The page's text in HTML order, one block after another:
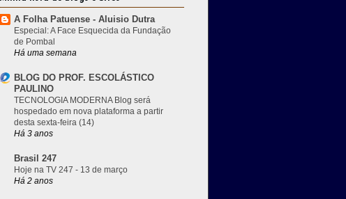
A Folha Patuense - Aluisio Dutra
Especial: A Face Esquecida da Fundação
de Pombal
Há uma semana
BLOG DO PROF. ESCOLÁSTICO
PAULINO
TECNOLOGIA MODERNA Blog será
hospedado em nova plataforma a partir
desta sexta-feira (14)
Há 3 anos
Brasil 247
Hoje na TV 247 - 13 de março
Há 2 anos